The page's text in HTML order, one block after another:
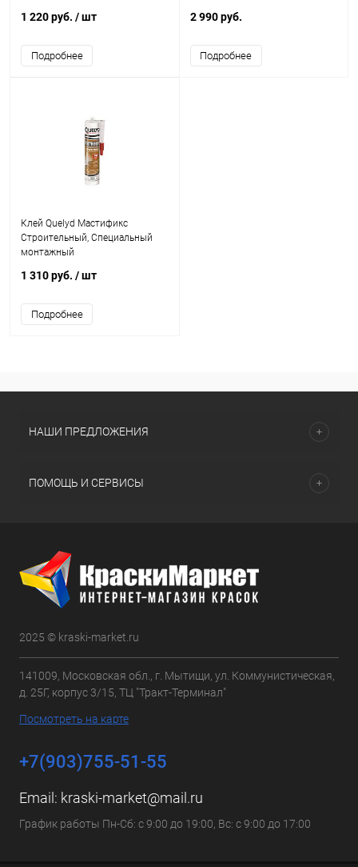
1 220 руб. / шт
Подробнее
2 990 руб.
Подробнее
Клей Quelyd Мастификс
Строительный, Специальный
монтажный
1 310 руб. / шт
Подробнее
НАШИ ПРЕДЛОЖЕНИЯ
ПОМОЩЬ И СЕРВИСЫ
2025 © kraski-market.ru
141009, Московская обл., г. Мытищи, ул. Коммунистическая,
д. 25Г, корпус 3/15, ТЦ "Тракт-Терминал"
Посмотреть на карте
+7(903)755-51-55
Email: kraski-market@mail.ru
График работы Пн-Сб: с 9:00 до 19:00, Вс: с 9:00 до 17:00